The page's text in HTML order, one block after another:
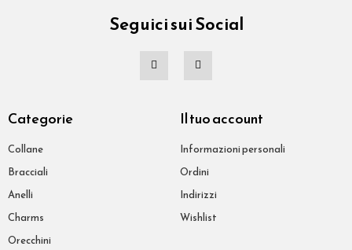
Seguici sui Social
Categorie
Collane
Bracciali
Anelli
Charms
Orecchini
Il tuo account
Informazioni personali
Ordini
Indirizzi
Wishlist